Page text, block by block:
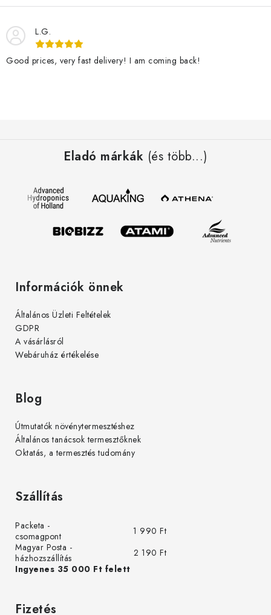
e
l
e
m
L.G.
Good prices, very fast delivery! I am coming back!
Eladó márkák (és több...)
Információk önnek
Általános Üzleti Feltételek
GDPR
A vásárlásról
Webáruház értékelése
Blog
Útmutatók növénytermesztéshez
Általános tanácsok termesztőknek
Oktatás, a termesztés tudomány
Szállítás
Packeta -
csomagpont
1 990 Ft
Magyar Posta -
házhozszállítás
2 190 Ft
Ingyenes 35 000 Ft felett
Fizetés